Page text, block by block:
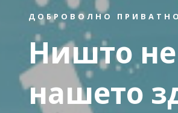
ДОБРОВОЛНО
Ништо
нашето